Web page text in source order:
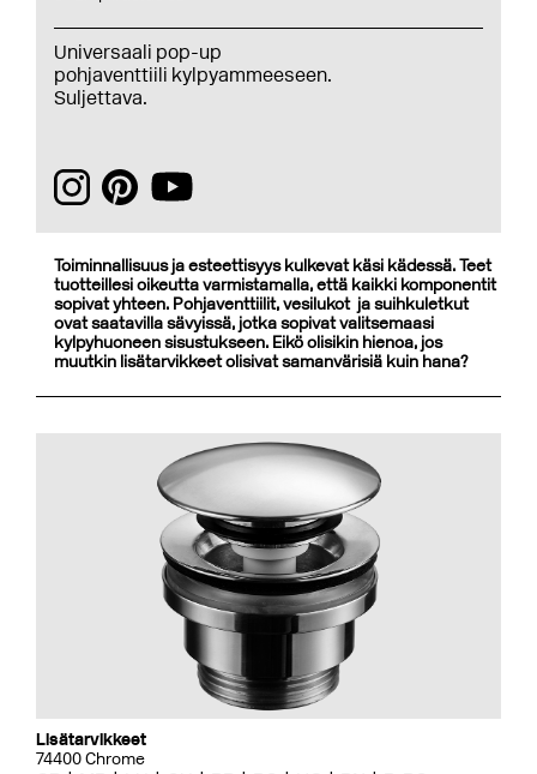
Universaali pop-up
pohjaventtiili kylpyammeeseen.
Suljettava.
Toiminnallisuus ja esteettisyys kulkevat käsi kädessä. Teet
tuotteillesi oikeutta varmistamalla, että kaikki komponentit
sopivat yhteen. Pohjaventtiilit, vesilukot ja suihkuletkut
ovat saatavilla sävyissä, jotka sopivat valitsemaasi
kylpyhuoneen sisustukseen. Eikö olisikin hienoa, jos
muutkin lisätarvikkeet olisivat samanvärisiä kuin hana?
Lisätarvikkeet
74400 Chrome